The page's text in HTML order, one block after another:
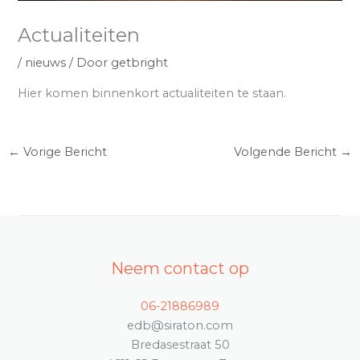
Actualiteiten
/ nieuws / Door getbright
Hier komen binnenkort actualiteiten te staan.
← Vorige Bericht Volgende Bericht →
Neem contact op
06-21886989
edb@siraton.com
Bredasestraat 50